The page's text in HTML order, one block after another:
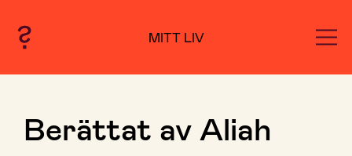
MITT LIV
Berättat av Aliah